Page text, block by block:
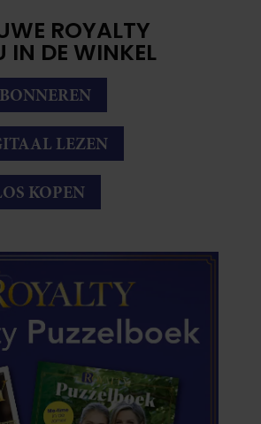
ROYALTY
IN DE WINKEL
LEZEN
KOPEN